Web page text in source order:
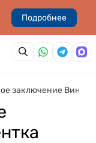
Подробнее
заключение